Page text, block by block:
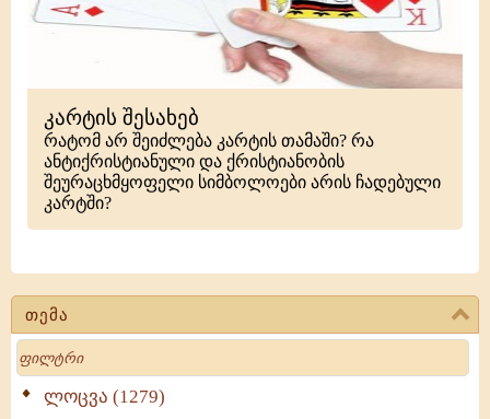
თემა
Search
ლოცვა (1279)
კარტის შესახებ
რატომ არ შეიძლება კარტის თამაში? რა
ანტიქრისტიანული და ქრისტიანობის
შეურაცხმყოფელი სიმბოლოები არის ჩადებული
კარტში?